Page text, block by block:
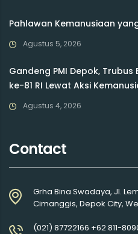
Pahlawan Kemanusiaan
Agustus 5, 2026
Gandeng PMI Depok, Trubus
ke-81 RI Lewat Aksi
Agustus 4, 2026
Contact
Grha Bina Swadaya, Jl.
Cimanggis, Depok City,
(021) 87722166 +62 811-